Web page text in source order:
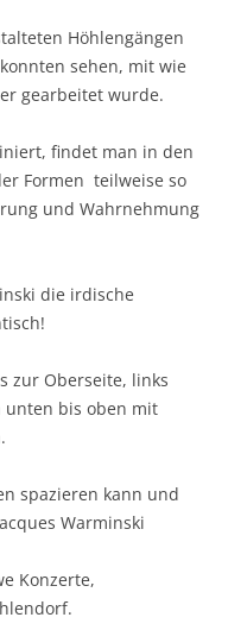
Höhlengängen
sehen, mit wie
gearbeitet wurde.
findet man in den
Formen  teilweise so
und Wahrnehmung
die irdische
zur Oberseite, links
unten bis oben mit
spazieren kann und
Warminski
Konzerte,